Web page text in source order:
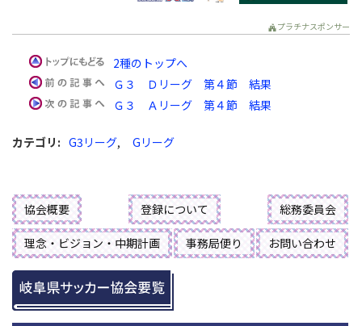
プラチナスポンサー
2種のトップへ
Ｇ３ Ｄリーグ 第４節 結果
Ｇ３ Ａリーグ 第４節 結果
カテゴリ : G3リーグ, Gリーグ
協会概要 登録について 総務委員会
理念・ビジョン・中期計画 事務局便り お問い合わせ